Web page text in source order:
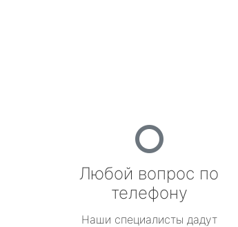
Любой вопрос по
телефону
Наши специалисты дадут